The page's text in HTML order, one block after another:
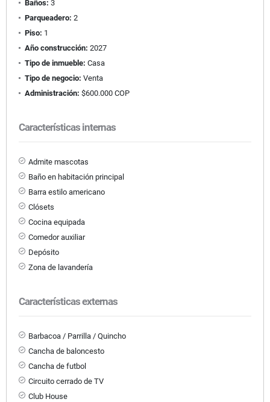
Baños: 3
Parqueadero: 2
Piso: 1
Año construcción: 2027
Tipo de inmueble: Casa
Tipo de negocio: Venta
Administración: $600.000 COP
Características internas
Admite mascotas
Baño en habitación principal
Barra estilo americano
Clósets
Cocina equipada
Comedor auxiliar
Depósito
Zona de lavandería
Características externas
Barbacoa / Parrilla / Quincho
Cancha de baloncesto
Cancha de futbol
Circuito cerrado de TV
Club House